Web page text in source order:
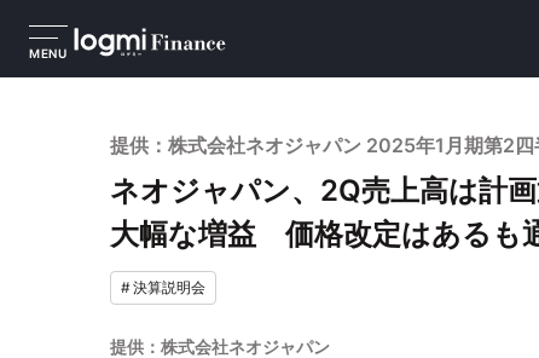
MENU
提供：株式会社ネオジャパン 2025年1月期第2四
ネオジャパン、2Q売上高は計
大幅な増益 価格改定はあるも
#決算説明会
提供：株式会社ネオジャパン